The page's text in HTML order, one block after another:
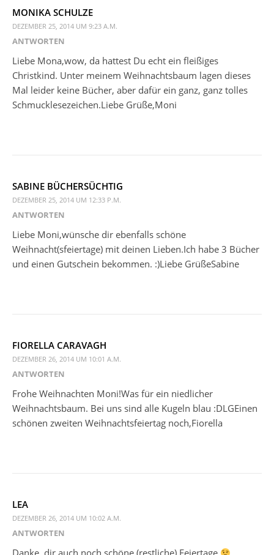
MONIKA SCHULZE
DEZEMBER 25, 2014 UM 9:23 A.M.
ANTWORTEN
Liebe Mona,wow, da hattest Du echt ein fleißiges
Christkind. Unter meinem Weihnachtsbaum lagen dieses
Mal leider keine Bücher, aber dafür ein ganz, ganz tolles
Schmucklesezeichen.Liebe Grüße,Moni
SABINE BÜCHERSÜCHTIG
DEZEMBER 25, 2014 UM 12:33 P.M.
ANTWORTEN
Liebe Moni,wünsche dir ebenfalls schöne
Weihnacht(sfeiertage) mit deinen Lieben.Ich habe 3 Bücher
und einen Gutschein bekommen. :)Liebe GrüßeSabine
FIORELLA CARAVAGH
DEZEMBER 26, 2014 UM 10:01 A.M.
ANTWORTEN
Frohe Weihnachten Moni!Was für ein niedlicher
Weihnachtsbaum. Bei uns sind alle Kugeln blau :DLGEinen
schönen zweiten Weihnachtsfeiertag noch,Fiorella
LEA
DEZEMBER 26, 2014 UM 10:02 A.M.
ANTWORTEN
Danke, dir auch noch schöne (restliche) Feiertage